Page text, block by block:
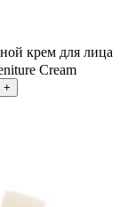
крем для лица
Cream